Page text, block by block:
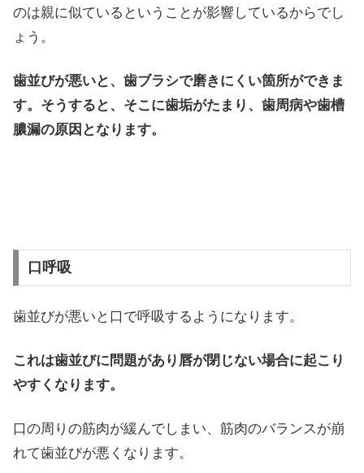
のは親に似ているということが影響しているからでし
ょう。
歯並びが悪いと、歯ブラシで磨きにくい箇所ができま
す。そうすると、そこに歯垢がたまり、歯周病や歯槽
膿漏の原因となります。
口呼吸
歯並びが悪いと口で呼吸するようになります。
これは歯並びに問題があり唇が閉じない場合に起こり
やすくなります。
口の周りの筋肉が緩んでしまい、筋肉のバランスが崩
れて歯並びが悪くなります。